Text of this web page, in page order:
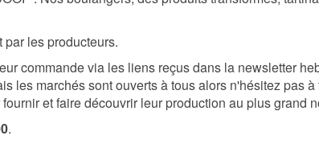
les producteurs.
commande via les liens reçus dans la newsletter
les marchés sont ouverts à tous alors n'hésitez pas
et faire découvrir leur production au plus grand
.